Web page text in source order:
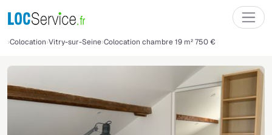
Colocation Vitry-sur-Seine Colocation chambre 19 m² 750 €